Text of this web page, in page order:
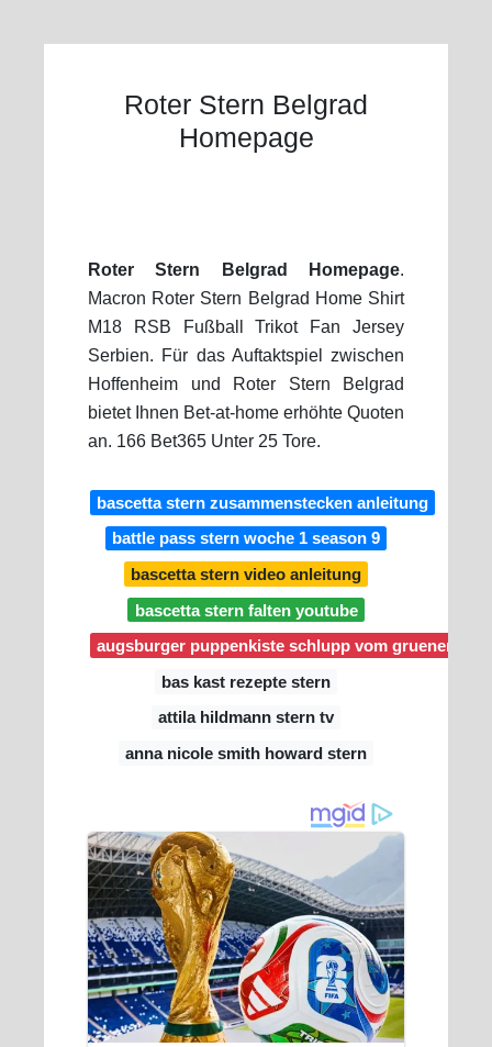
Roter Stern Belgrad
Homepage
Roter Stern Belgrad Homepage.
Macron Roter Stern Belgrad Home Shirt
M18 RSB Fußball Trikot Fan Jersey
Serbien. Für das Auftaktspiel zwischen
Hoffenheim und Roter Stern Belgrad
bietet Ihnen Bet-at-home erhöhte Quoten
an. 166 Bet365 Unter 25 Tore.
bascetta stern zusammenstecken anleitung
battle pass stern woche 1 season 9
bascetta stern video anleitung
bascetta stern falten youtube
augsburger puppenkiste schlupp vom gruenen
bas kast rezepte stern
attila hildmann stern tv
anna nicole smith howard stern